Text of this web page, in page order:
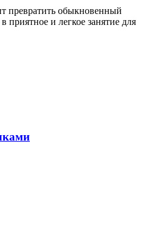
превратить обыкновенный
приятное и легкое занятие для